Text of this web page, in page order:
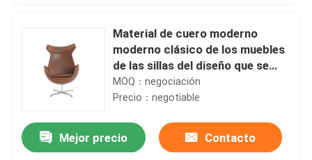
Material de cuero moderno
moderno clásico de los muebles
de las sillas del diseño que se
sienta interior
MOQ：negociación
Precio：negotiable
Mejor precio Contacto